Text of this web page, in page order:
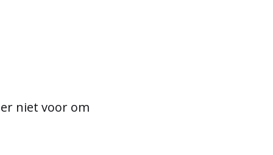
niet voor om